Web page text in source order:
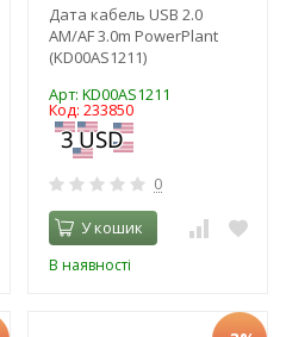
Дата кабель USB 2.0
AM/AF 3.0m PowerPlant
(KD00AS1211)
Арт: KD00AS1211
Код: 233850
0
У кошик
В наявності